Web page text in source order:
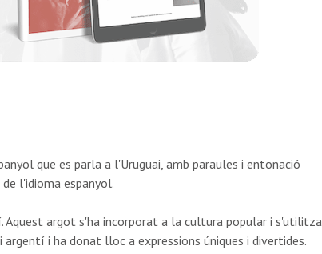
que es parla a l'Uruguai, amb paraules i entonació
l'idioma espanyol.
argot s'ha incorporat a la cultura popular i s'utilitza
i ha donat lloc a expressions úniques i divertides.